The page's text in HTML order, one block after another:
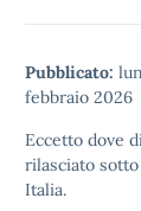
Pubblicato:
febbraio 2026
Eccetto dove
rilasciato sotto
Italia.